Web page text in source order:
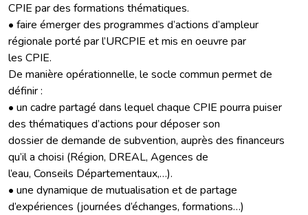
CPIE par des formations thématiques.
• faire émerger des programmes d’actions d’ampleur
régionale porté par l’URCPIE et mis en oeuvre par
les CPIE.
De manière opérationnelle, le socle commun permet de
définir :
• un cadre partagé dans lequel chaque CPIE pourra puiser
des thématiques d’actions pour déposer son
dossier de demande de subvention, auprès des financeurs
qu’il a choisi (Région, DREAL, Agences de
l’eau, Conseils Départementaux,…).
• une dynamique de mutualisation et de partage
d’expériences (journées d’échanges, formations…)